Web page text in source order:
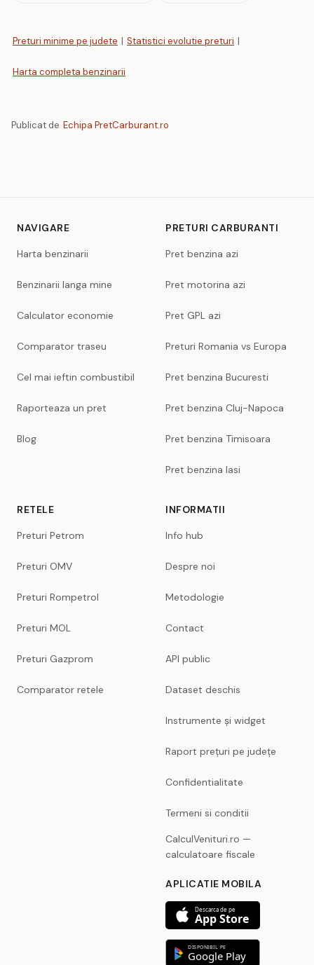
Preturi minime pe judete | Statistici evolutie preturi |
Harta completa benzinarii
Publicat de Echipa PretCarburant.ro
NAVIGARE
Harta benzinarii
Benzinarii langa mine
Calculator economie
Comparator traseu
Cel mai ieftin combustibil
Raporteaza un pret
Blog
PRETURI CARBURANTI
Pret benzina azi
Pret motorina azi
Pret GPL azi
Preturi Romania vs Europa
Pret benzina Bucuresti
Pret benzina Cluj-Napoca
Pret benzina Timisoara
Pret benzina Iasi
RETELE
Preturi Petrom
Preturi OMV
Preturi Rompetrol
Preturi MOL
Preturi Gazprom
Comparator retele
INFORMATII
Info hub
Despre noi
Metodologie
Contact
API public
Dataset deschis
Instrumente și widget
Raport prețuri pe județe
Confidentialitate
Termeni si conditii
CalculVenituri.ro —
calculatoare fiscale
APLICATIE MOBILA
Descarca de pe
App Store
DISPONIBIL PE
Google Play